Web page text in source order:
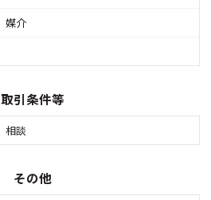
媒介
取引条件等
相談
その他